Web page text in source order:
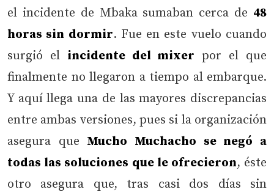
el incidente de Mbaka sumaban cerca de 48
horas sin dormir. Fue en este vuelo cuando
surgió el incidente del mixer por el que
finalmente no llegaron a tiempo al embarque.
Y aquí llega una de las mayores discrepancias
entre ambas versiones, pues si la organización
asegura que Mucho Muchacho se negó a
todas las soluciones que le ofrecieron, éste
otro asegura que, tras casi dos días sin